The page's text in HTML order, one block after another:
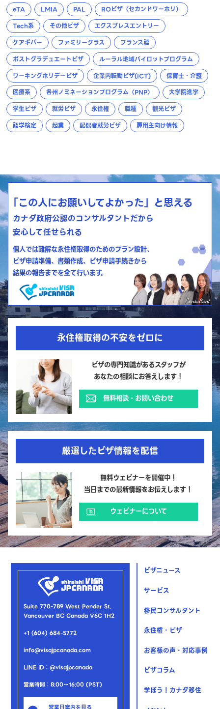
eTA LMIA PAL
ROビザ（セカンドワーホリ）
Tech系
その他ビザ
エクスプレスエントリー
ケアギバー
ファミリークラス
フランス語
ポストグラデュエートビザ
ルーラル地域パイロットプログラム
ワーキングホリデービザ
企業内転勤ビザ(ICT)
保育士・介護
医療系
各州ノミネーションプログラム（PNP）
大学院進学
学生ビザ
就労ビザ 永住権 職種
観光ビザ
語学検定
起業 配偶者就労ビザ 雇用主向け情報
「この人にお願いしてよかった」と思える
カナダ政府公認のコンサルタントだから
安心して任せられる
個人では難解な永住権取得のためのプラン設計、
ビザ申請準備、書類作成、ビザ申請手続きから
結果の報告までを全て行います。
永住権取得の不安をゼロに
ビザの専門知識があるスタッフが
あなたの相談にお答えします！
無料相談・お問い合わせ
厳選したビザ情報を配信
無料ウェビナーを開催中！
当日までの最新情報をお伝えします！
ウェビナーについて
Suite 770-789 West Pender St.
Vancouver BC Canada V6C 1H2
+1 (604) 684-5772
info@visajpcanada.com
LINE ID：@visajpcanada
営業時間：8:00～16:00 (PST)
ビザニュース
サービス
移民コンサルタント
永住権・ビザ
お客様の声・対応事例
ビザコラム
学ぼう！カナダ移住